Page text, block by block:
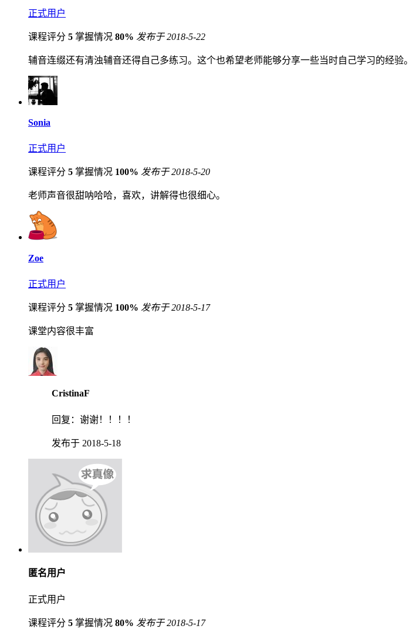
正式用户
课程评分 5 掌握情况 80% 发布于 2018-5-22
辅音连缀还有清浊辅音还得自己多练习。这个也希望老师能够分享一些当时自己学习的经验。
Sonia
正式用户
课程评分 5 掌握情况 100% 发布于 2018-5-20
老师声音很甜呐哈哈，喜欢，讲解得也很细心。
Zoe
正式用户
课程评分 5 掌握情况 100% 发布于 2018-5-17
课堂内容很丰富
CristinaF
回复： 谢谢！！！！
发布于 2018-5-18
匿名用户
正式用户
课程评分 5 掌握情况 80% 发布于 2018-5-17